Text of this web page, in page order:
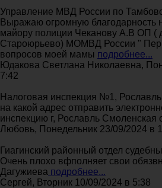
Управление МВД России по
Выражаю огромную благодарность
майору полиции Чеканову А.В ОП (
Староюрьево) МОМВД России "
вопросов моей мамы подробнее...
Юдакова Светлана Николаевна,
7:42
Налоговая инспекция №1, Рославль
на какой адрес отправить
инспекцию г, Рославль Смоленская
Любовь, Понедельник 23/09/2024 в
Гиагинский районный отдел
Очень плохо вфполняет свои
Дагужиева подробнее...
Сергей, Вторник 10/09/2024 в 5:38